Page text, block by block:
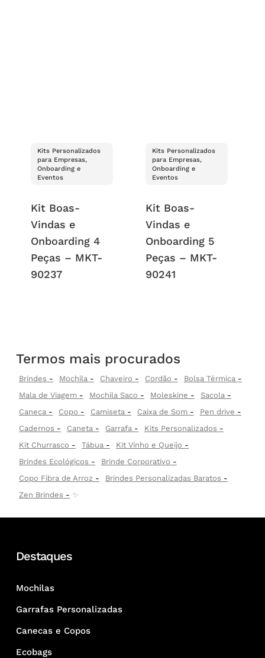
Kits Personalizados
para Empresas,
Onboarding e
Eventos
Kit Boas-
Vindas e
Onboarding 4
Peças – MKT-
90237
Kits Personalizados
para Empresas,
Onboarding e
Eventos
Kit Boas-
Vindas e
Onboarding 5
Peças – MKT-
90241
Termos mais procurados
Brindes Mochila Chaveiro Cordão
Bolsa Térmica
Mala de Viagem
Mochila Saco Moleskine
Sacola
Caneca
Copo Camiseta Caixa de Som
Pen drive
Cadernos
Caneta Garrafa
Kits Personalizados
Kit Churrasco
Tábua
Kit Vinho e Queijo
Brindes Ecológicos
Brinde Corporativo
Copo Fibra de Arroz
Brindes Personalizadas Baratos
Zen Brindes
✨
Destaques
Mochilas
Garrafas Personalizadas
Canecas e Copos
Ecobags